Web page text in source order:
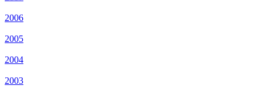
2006
2005
2004
2003